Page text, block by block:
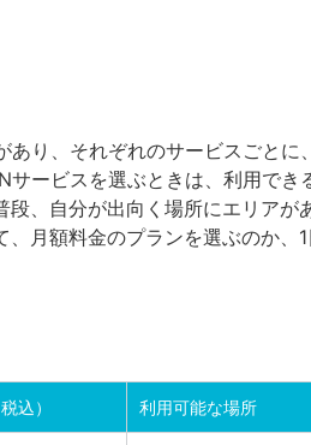
り、それぞれのサービスごとに
ービスを選ぶときは、利用でき
、自分が出向く場所にエリアが
月額料金のプランを選ぶのか、
込） 利用可能な場所